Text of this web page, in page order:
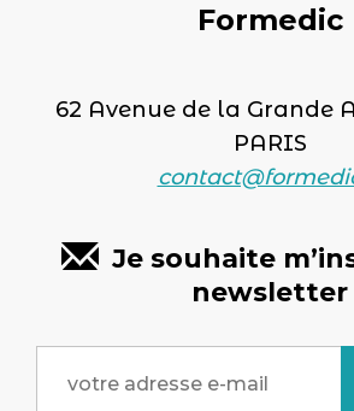
Formedic
62 Avenue de la Grande
PARIS
Je souhaite
newsletter